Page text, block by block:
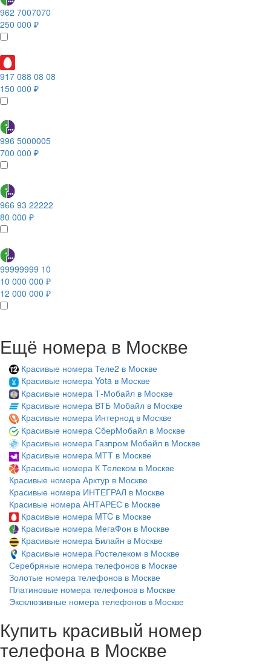
962 7007070
250 000 ₽
917 088 08 08
150 000 ₽
996 5000005
700 000 ₽
966 93 22222
80 000 ₽
99999999 10
10 000 000 ₽
12 000 000 ₽
Ещё номера в Москве
Красивые номера Теле2 в Москве
Красивые номера Yota в Москве
Красивые номера Т-Мобайл в Москве
Красивые номера ВТБ Мобайл в Москве
Красивые номера Интернод в Москве
Красивые номера СберМобайл в Москве
Красивые номера Газпром Мобайл в Москве
Красивые номера МТТ в Москве
Красивые номера К Телеком в Москве
Красивые номера Арктур в Москве
Красивые номера ИНТЕГРАЛ в Москве
Красивые номера АНТАРЕС в Москве
Красивые номера MTC в Москве
Красивые номера МегаФон в Москве
Красивые номера Билайн в Москве
Красивые номера Ростелеком в Москве
Серебряные номера телефонов в Москве
Золотые номера телефонов в Москве
Платиновые номера телефонов в Москве
Эксклюзивные номера телефонов в Москве
Купить красивый номер
телефона в Москве